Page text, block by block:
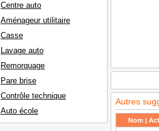
Centre auto
Aménageur utilitaire
Casse
Lavage auto
Remorquage
Pare brise
Contrôle technique
Auto école
Autres
Nom |